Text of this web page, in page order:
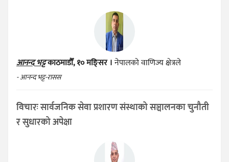
आनन्द भट्टकाठमाडौँ, १० मङ्सिर ।नेपालको वाणिज्य क्षेत्रले
- आनन्द भट्ट-रासस
विचारः सार्वजनिक सेवा प्रशारण संस्थाको सञ्चालनका चुनौती
र सुधारको अपेक्षा